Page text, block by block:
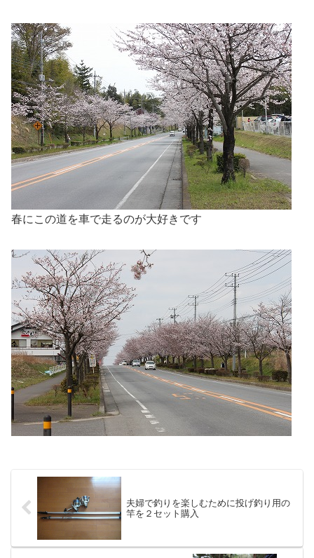
春にこの道を車で走るのが大好きです
夫婦で釣りを楽しむために投げ釣り用の
竿を２セット購入